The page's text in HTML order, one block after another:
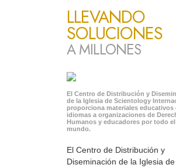
LLEVANDO
SOLUCIONES
A MILLONES
El Centro de Distribución y
de la Iglesia de Scientology
proporciona materiales educativos
idiomas a organizaciones de
Humanos y educadores por todo el
mundo.
El Centro de Distribución y
Diseminación de la Iglesia de